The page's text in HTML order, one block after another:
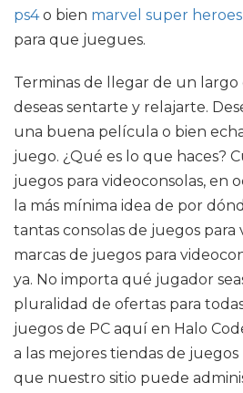
ps4o bien marvel super
para que juegues.
Terminas de llegar de un largo
deseas sentarte y relajarte.
una buena película o bien
juego. ¿Qué es lo que haces?
juegos para videoconsolas, en
la más mínima idea de por
tantas consolas de juegos para
marcas de juegos para
ya. No importa qué jugador
pluralidad de ofertas para
juegos de PC aquí en Halo
a las mejores tiendas de
que nuestro sitio puede